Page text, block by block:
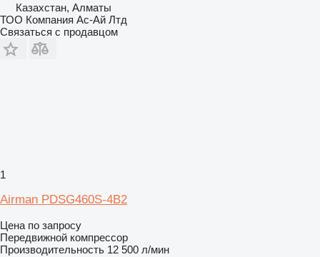
Казахстан, Алматы
ТОО Компания Ас-Ай Лтд
Связаться с продавцом
1
Airman PDSG460S-4B2
Цена по запросу
Передвижной компрессор
Производительность 12 500 л/мин